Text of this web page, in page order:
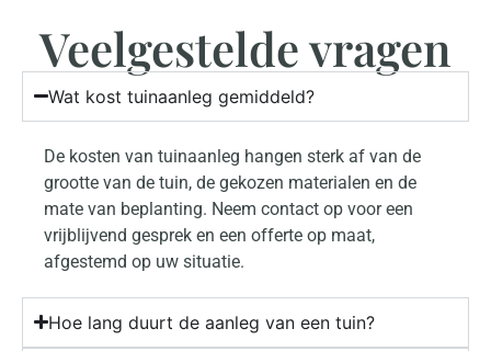
Veelgestelde vragen
Wat kost tuinaanleg gemiddeld?
De kosten van tuinaanleg hangen sterk af van de
grootte van de tuin, de gekozen materialen en de
mate van beplanting. Neem contact op voor een
vrijblijvend gesprek en een offerte op maat,
afgestemd op uw situatie.
Hoe lang duurt de aanleg van een tuin?